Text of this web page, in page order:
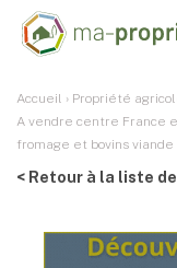
Accueil › Propriété
A vendre centre France
fromage et bovins viande
< Retour à la liste